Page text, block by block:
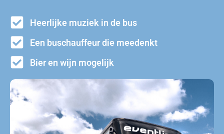
Heerlijke muziek in de bus
Een buschauffeur die meedenkt
Bier en wijn mogelijk